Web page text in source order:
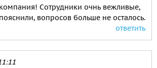
Сотрудники очнь вежливые,
вопросов больше не осталось.
ответить